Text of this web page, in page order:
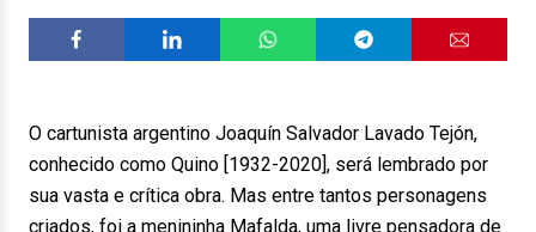
O cartunista argentino Joaquín Salvador Lavado Tejón,
conhecido como Quino [1932-2020], será lembrado por
sua vasta e crítica obra. Mas entre tantos personagens
criados, foi a menininha Mafalda, uma livre pensadora de